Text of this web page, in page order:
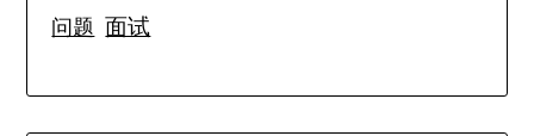
问题 面试